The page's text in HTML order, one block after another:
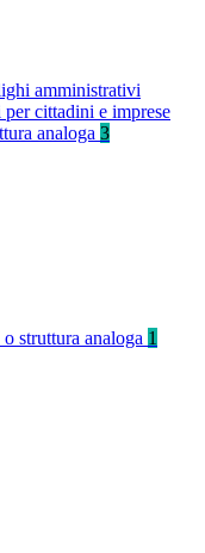
amministrativi
cittadini e imprese
analoga 3
struttura analoga 1